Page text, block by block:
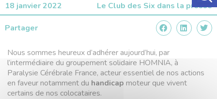
18 janvier 2022 Le Club des Six dans la presse
Partager
Nous sommes heureux d’adhérer aujourd’hui, par
l’intermédiaire du groupement solidaire HOMNIA, à
Paralysie Cérébrale France, acteur essentiel de nos actions
en faveur notamment du handicap moteur que vivent
certains de nos colocataires.